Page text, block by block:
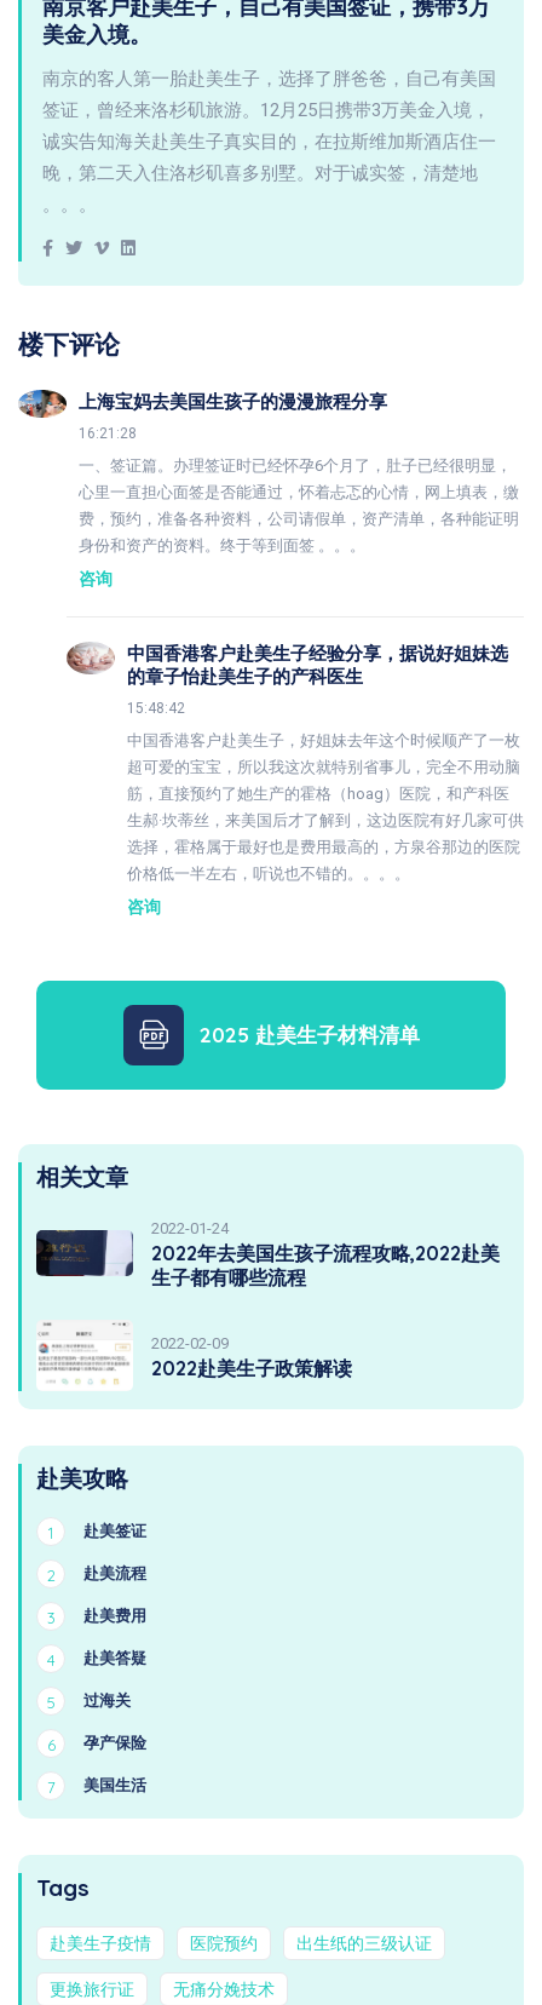
南京客户赴美生子，自己有美国签证，携带3万
美金入境。
南京的客人第一胎赴美生子，选择了胖爸爸，自己有美国
签证，曾经来洛杉矶旅游。12月25日携带3万美金入境，
诚实告知海关赴美生子真实目的，在拉斯维加斯酒店住一
晚，第二天入住洛杉矶喜多别墅。对于诚实签，清楚地
。。。
楼下评论
上海宝妈去美国生孩子的漫漫旅程分享
16:21:28
一、签证篇。办理签证时已经怀孕6个月了，肚子已经很明显，
心里一直担心面签是否能通过，怀着忐忑的心情，网上填表，缴
费，预约，准备各种资料，公司请假单，资产清单，各种能证明
身份和资产的资料。终于等到面签 。。。
咨询
中国香港客户赴美生子经验分享，据说好姐妹选
的章子怡赴美生子的产科医生
15:48:42
中国香港客户赴美生子，好姐妹去年这个时候顺产了一枚
超可爱的宝宝，所以我这次就特别省事儿，完全不用动脑
筋，直接预约了她生产的霍格（hoag）医院，和产科医
生郝·坎蒂丝，来美国后才了解到，这边医院有好几家可供
选择，霍格属于最好也是费用最高的，方泉谷那边的医院
价格低一半左右，听说也不错的。。。。
咨询
2025 赴美生子材料清单
相关文章
2022-01-24
2022年去美国生孩子流程攻略,2022赴美
生子都有哪些流程
2022-02-09
2022赴美生子政策解读
赴美攻略
1 赴美签证
2 赴美流程
3 赴美费用
4 赴美答疑
5 过海关
6 孕产保险
7 美国生活
Tags
赴美生子疫情 医院预约 出生纸的三级认证
更换旅行证 无痛分娩技术